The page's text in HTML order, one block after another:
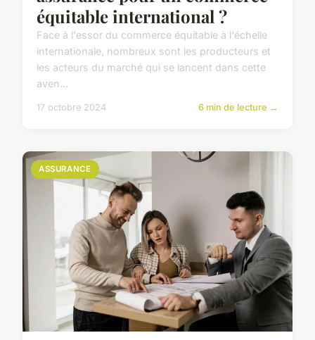
équitable international ?
Face à l'essor du commerce équitable à l'échelle
internationale, nombreux sont les producteurs et
les acteurs du marché qui se lancent dans cette
aven...
17 octobre 2024 6 min de lecture →
ASSURANCE